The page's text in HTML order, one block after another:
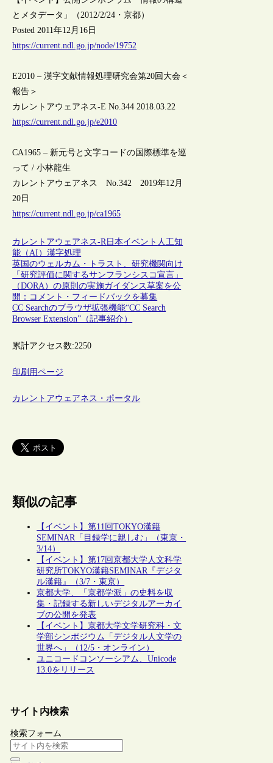
とメタデータ」（2012/2/24・京都）
Posted 2011年12月16日
https://current.ndl.go.jp/node/19752
E2010 – 漢字文献情報処理研究会第20回大会＜
報告＞
カレントアウェアネス-E No.344 2018.03.22
https://current.ndl.go.jp/e2010
CA1965 – 新元号と文字コードの国際標準を巡
って / 小林龍生
カレントアウェアネス No.342 2019年12月
20日
https://current.ndl.go.jp/ca1965
カレントアウェアネス-R日本イベント 人工知
能（AI）漢字処理
英国のウェルカム・トラスト、研究機関向け
「研究評価に関するサンフランシスコ宣言」
（DORA）の原則の実施ガイダンス草案を公
開：コメント・フィードバックを募集
CC Searchのブラウザ拡張機能“CC Search
Browser Extension”（記事紹介）
累計アクセス数:2250
印刷用ページ
カレントアウェアネス・ポータル
類似の記事
【イベント】第11回TOKYO漢籍
SEMINAR「目録学に親しむ」（東京・
3/14）
【イベント】第17回京都大学人文科学
研究所TOKYO漢籍SEMINAR『デジタ
ル漢籍』（3/7・東京）
京都大学、「京都学派」の史料を収
集・記録する新しいデジタルアーカイ
ブの公開を発表
【イベント】京都大学文学研究科・文
学部シンポジウム「デジタル人文学の
世界へ」（12/5・オンライン）
ユニコードコンソーシアム、Unicode
13.0をリリース
サイト内検索
検索フォーム